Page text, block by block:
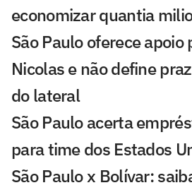
economizar quantia
São Paulo oferece apoio
Nicolas e não define
do lateral
São Paulo acerta
para time dos Estados
São Paulo x Bolívar: